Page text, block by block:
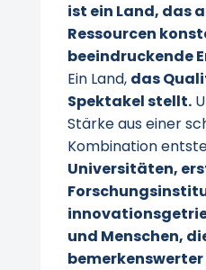
ist ein Land, das
Ressourcen
beeindruckende
Ein Land, das
Spektakel stellt.
Stärke aus einer
Kombination
Universitäten,
und Menschen,